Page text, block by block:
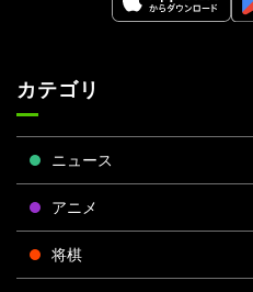
カテゴリ
ニュース
アニメ
将棋